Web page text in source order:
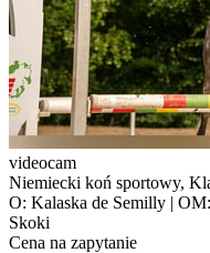
videocam
Niemiecki koń sportowy,
O: Kalaska de Semilly |
Skoki
Cena na zapytanie